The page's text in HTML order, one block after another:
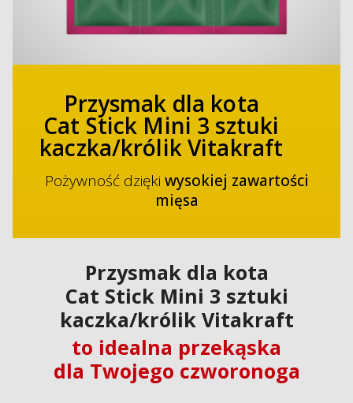
Przysmak dla kota
Cat Stick Mini 3 sztuki
kaczka/królik Vitakraft
Pożywność dzięki wysokiej zawartości
mięsa
Przysmak dla kota
Cat Stick Mini 3 sztuki
kaczka/królik Vitakraft
to idealna przekąska
dla Twojego czworonoga